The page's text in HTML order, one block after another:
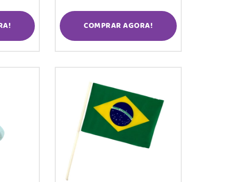
COMPRAR AGORA!